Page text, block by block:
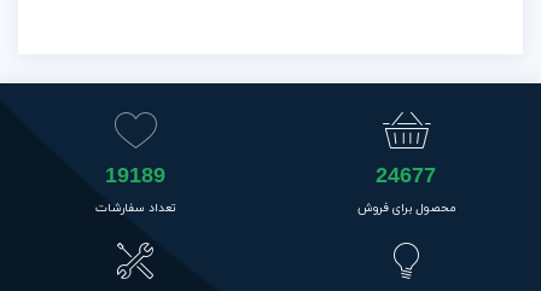
24677
محصول برای فروش
19189
تعداد سفارشات